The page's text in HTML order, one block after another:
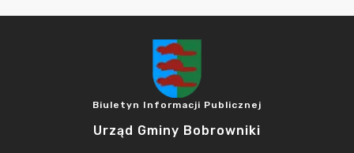
Biuletyn Informacji Publicznej
Urząd Gminy Bobrowniki